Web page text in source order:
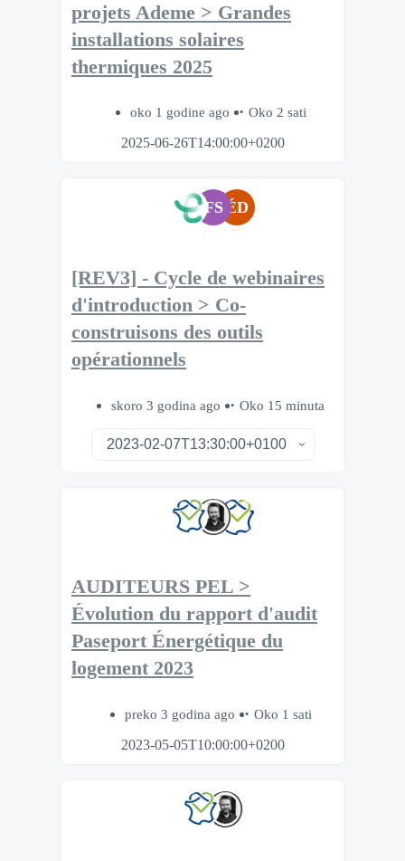
projets Ademe > Grandes
installations solaires
thermiques 2025
oko 1 godine ago
Oko 2 sati
2025-06-26T14:00:00+0200
FS ÉD
[REV3] - Cycle de webinaires
d'introduction > Co-
construisons des outils
opérationnels
skoro 3 godina ago Oko 15 minuta
AUDITEURS PEL >
Évolution du rapport d'audit
Paseport Énergétique du
logement 2023
preko 3 godina ago
Oko 1 sati
2023-05-05T10:00:00+0200